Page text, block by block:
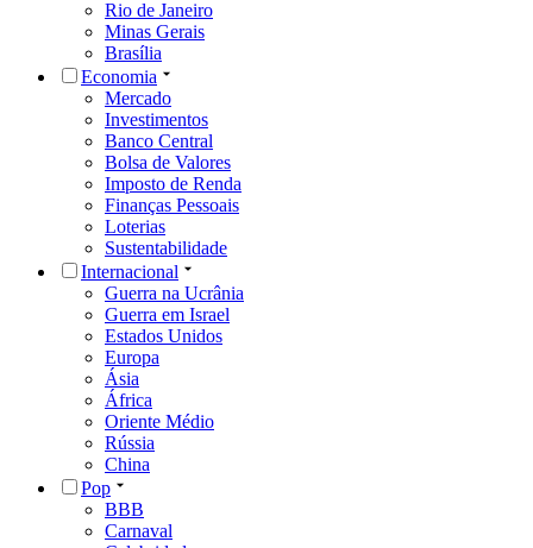
Rio de Janeiro
Minas Gerais
Brasília
Economia
Mercado
Investimentos
Banco Central
Bolsa de Valores
Imposto de Renda
Finanças Pessoais
Loterias
Sustentabilidade
Internacional
Guerra na Ucrânia
Guerra em Israel
Estados Unidos
Europa
Ásia
África
Oriente Médio
Rússia
China
Pop
BBB
Carnaval